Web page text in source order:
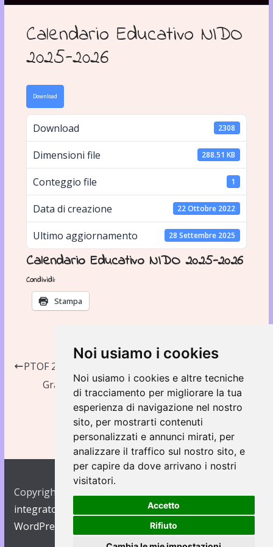
Noi usiamo i cookies
Noi usiamo i cookies e altre tecniche
di tracciamento per migliorare la tua
esperienza di navigazione nel nostro
sito, per mostrarti contenuti
personalizzati e annunci mirati, per
analizzare il traffico sul nostro sito, e
per capire da dove arrivano i nostri
visitatori.
Accetto
Rifiuto
Calendario Educativo NIDO
2025-2026
Download
Download 2308
Dimensioni file 288.51 KB
Conteggio file 1
Data di creazione 22 Ottobre 2022
Ultimo aggiornamento 28 Settembre 2025
Calendario Educativo NIDO 2025-2026
Condividi:
Stampa
PTOF 2022-2025
Graduatoria Nido grandi 2024/2025 (al 06/02)
Copyright © 2026
integrato Duemila coccole
. Creato con
WordPress